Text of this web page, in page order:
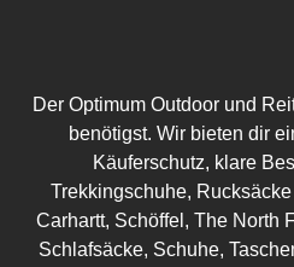
Der Optimum Outdoor und
benötigst. Wir bieten dir
Käuferschutz, klare
Trekkingschuhe,
Carhartt, Schöffel, The North
Schlafsäcke, Schuhe,